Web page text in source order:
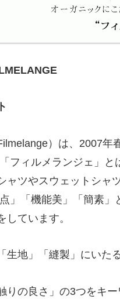
）は、2007
フィルメランジェ」
ャツやスウェットシャ
」「機能美」「簡素
しています。
生地」「縫製」にいた
りの良さ」の3つをキ